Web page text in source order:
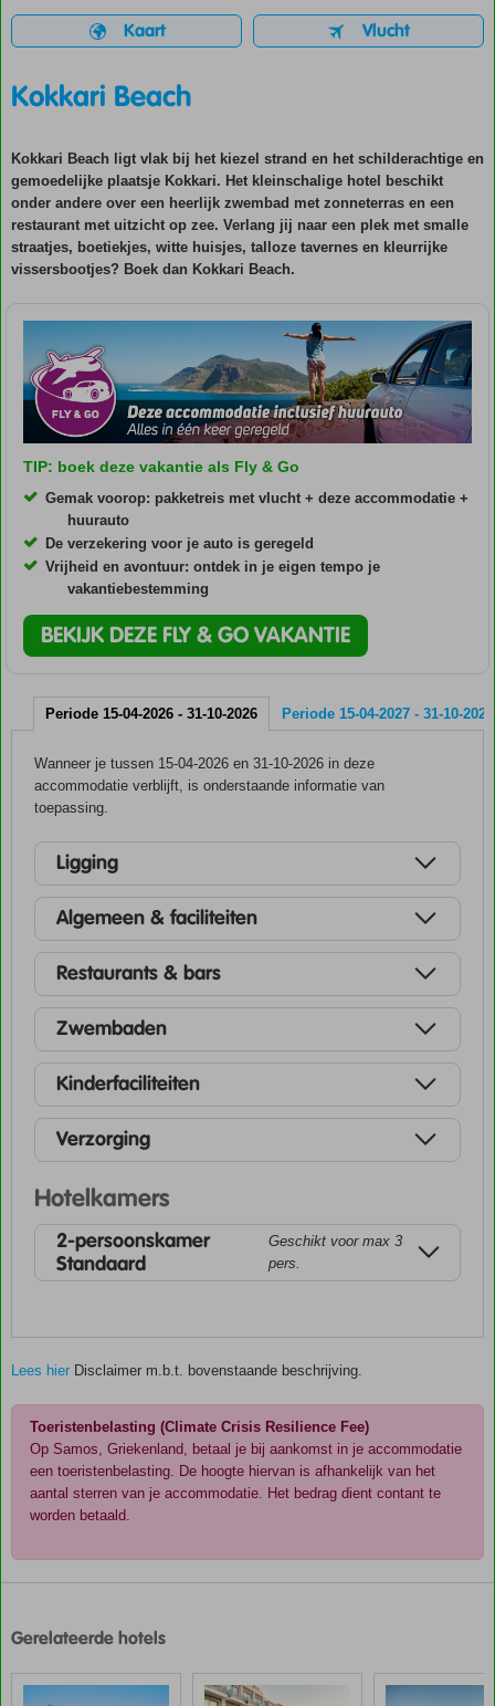
Kaart Vlucht
Kokkari Beach
Kokkari Beach ligt vlak bij het kiezel strand en het schilderachtige en
gemoedelijke plaatsje Kokkari. Het kleinschalige hotel beschikt
onder andere over een heerlijk zwembad met zonneterras en een
restaurant met uitzicht op zee. Verlang jij naar een plek met smalle
straatjes, boetiekjes, witte huisjes, talloze tavernes en kleurrijke
vissersbootjes? Boek dan Kokkari Beach.
TIP: boek deze vakantie als Fly & Go
Gemak voorop: pakketreis met vlucht + deze accommodatie +
huurauto
De verzekering voor je auto is geregeld
Vrijheid en avontuur: ontdek in je eigen tempo je
vakantiebestemming
BEKIJK DEZE FLY & GO VAKANTIE
Periode 15-04-2026 - 31-10-2026 Periode 15-04-2027 - 31-10-2027
Wanneer je tussen 15-04-2026 en 31-10-2026 in deze
accommodatie verblijft, is onderstaande informatie van
toepassing.
Ligging
Algemeen & faciliteiten
Restaurants & bars
Zwembaden
Kinderfaciliteiten
Verzorging
Hotelkamers
2-persoonskamer
Standaard
Geschikt voor max 3
pers.
Lees hier Disclaimer m.b.t. bovenstaande beschrijving.
Toeristenbelasting (Climate Crisis Resilience Fee)
Op Samos, Griekenland, betaal je bij aankomst in je accommodatie
een toeristenbelasting. De hoogte hiervan is afhankelijk van het
aantal sterren van je accommodatie. Het bedrag dient contant te
worden betaald.
door
klanten
Gerelateerde hotels